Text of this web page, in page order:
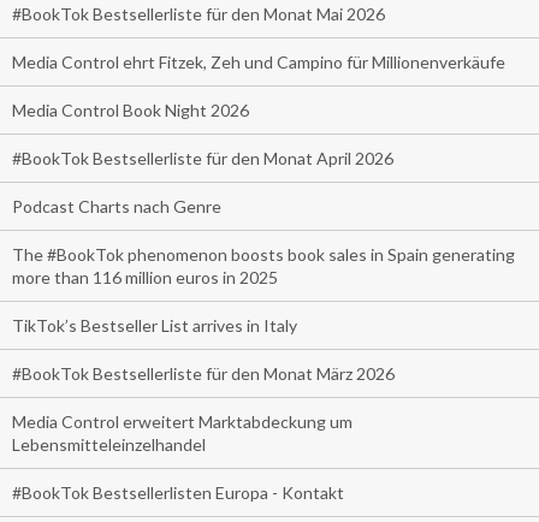
#BookTok Bestsellerliste für den Monat Mai 2026
Media Control ehrt Fitzek, Zeh und Campino für Millionenverkäufe
Media Control Book Night 2026
#BookTok Bestsellerliste für den Monat April 2026
Podcast Charts nach Genre
The #BookTok phenomenon boosts book sales in Spain generating
more than 116 million euros in 2025
TikTok’s Bestseller List arrives in Italy
#BookTok Bestsellerliste für den Monat März 2026
Media Control erweitert Marktabdeckung um
Lebensmitteleinzelhandel
#BookTok Bestsellerlisten Europa - Kontakt